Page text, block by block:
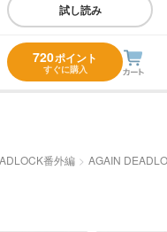
試し読み
720ポイント
すぐに購入
番外編 AGAIN